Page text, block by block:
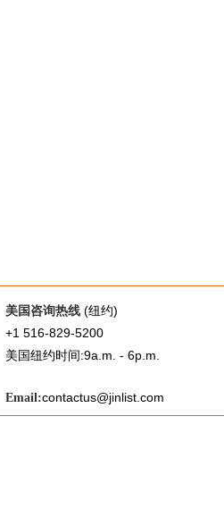
美国咨询热线 (纽约)
+1 516-829-5200
美国纽约时间:9a.m. - 6p.m.
Email:contactus@jinlist.com